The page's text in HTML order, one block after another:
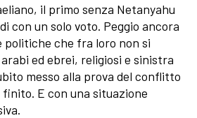
il primo senza Netanyahu
con un solo voto. Peggio ancora
politiche che fra loro non si
ed ebrei, religiosi e sinistra
messo alla prova del conflitto
finito. E con una situazione